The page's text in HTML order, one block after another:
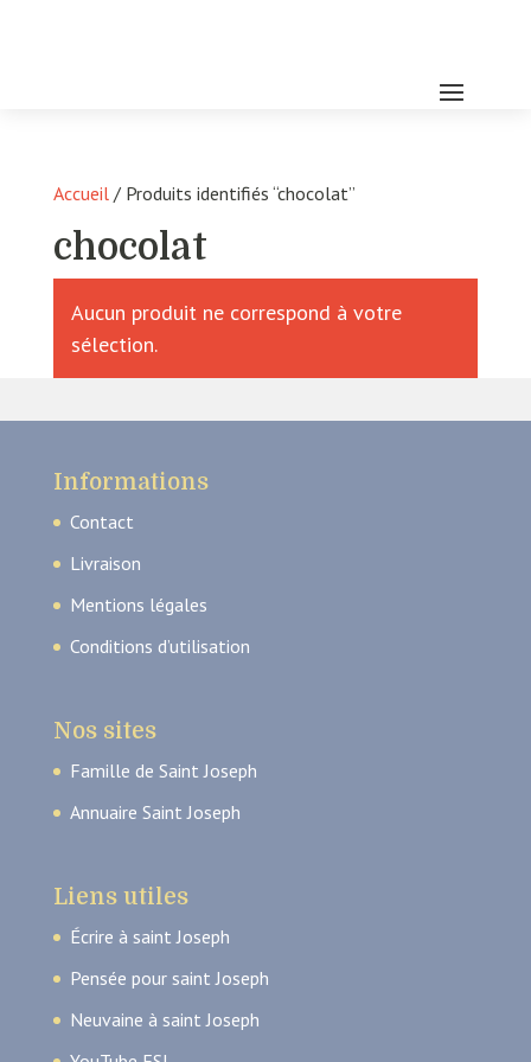
Accueil/ Produits identifiés “chocolat”
chocolat
Aucun produit ne correspond à votre
sélection.
Informations
Contact
Livraison
Mentions légales
Conditions d’utilisation
Nos sites
Famille de Saint Joseph
Annuaire Saint Joseph
Liens utiles
Écrire à saint Joseph
Pensée pour saint Joseph
Neuvaine à saint Joseph